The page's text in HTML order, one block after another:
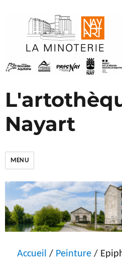
Nayart
MENU
Accueil / Peinture /